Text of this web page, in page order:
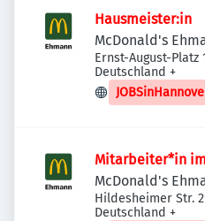
Hausmeister:in
McDonald's
Ernst-August-Platz
Deutschland +
McDonald's
Hildesheimer Str.
Deutschland +